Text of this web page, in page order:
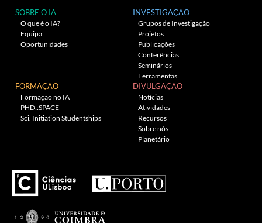
SOBRE O IA
O que é o IA?
Equipa
Oportunidades
INVESTIGAÇÃO
Grupos de Investigação
Projetos
Publicações
Conferências
Seminários
Ferramentas
FORMAÇÃO
Formação no IA
PHD::SPACE
Sci. Initiation Studentships
DIVULGAÇÃO
Notícias
Atividades
Recursos
Sobre nós
Planetário